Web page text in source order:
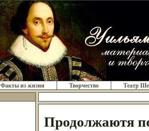
Факты из жизни Творчество
Театр
Продолжаютя